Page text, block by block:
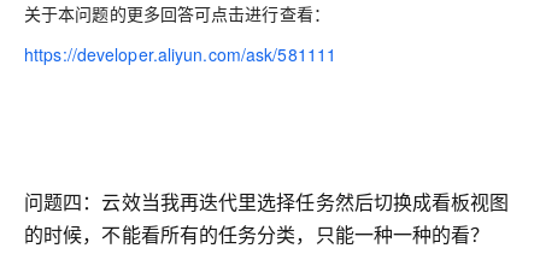
关于本问题的更多回答可点击进行查看：
https://developer.aliyun.com/ask/581111
问题四：云效当我再迭代里选择任务然后切换成看板视图
的时候，不能看所有的任务分类，只能一种一种的看？